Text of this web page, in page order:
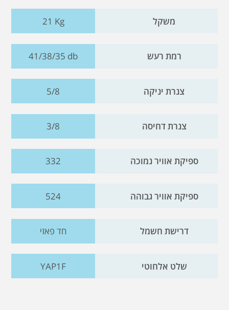
משקל 21 Kg
רמת רעש 41/38/35 db
צנרת יניקה 5/8
צנרת דחיסה 3/8
ספיקת אוויר נמוכה 332
ספיקת אוויר גבוהה 524
דרישת חשמל חד פאזי
שלט אלחוטי YAP1F